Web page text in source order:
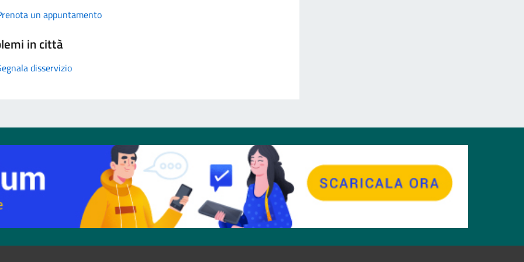
un appuntamento
in città
disservizio